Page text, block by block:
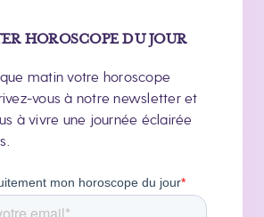
HOROSCOPE DU JOUR
matin votre horoscope
vous à notre newsletter et
à vivre une journée éclairée